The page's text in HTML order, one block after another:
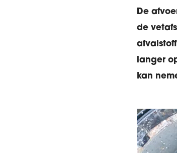
De
de
langer
kan